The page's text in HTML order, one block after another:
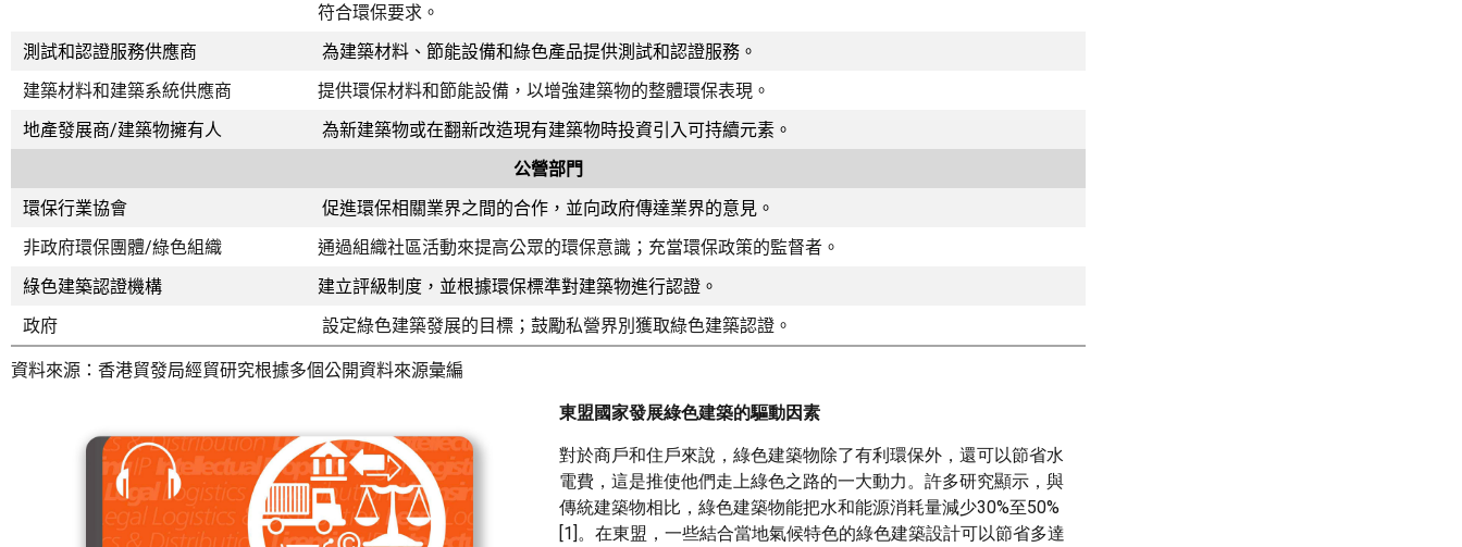
符合環保要求。
測試和認證服務供應商
為建築材料、節能設備和綠色產品提供測試和認證服務。
建築材料和建築系統供應商
提供環保材料和節能設備，以增強建築物的整體環保表現。
地產發展商/建築物擁有人
為新建築物或在翻新改造現有建築物時投資引入可持續元素。
公營部門
環保行業協會
促進環保相關業界之間的合作，並向政府傳達業界的意見。
非政府環保團體/綠色組織
通過組織社區活動來提高公眾的環保意識；充當環保政策的監督者。
綠色建築認證機構
建立評級制度，並根據環保標準對建築物進行認證。
政府
設定綠色建築發展的目標；鼓勵私營界別獲取綠色建築認證。
資料來源：香港貿發局經貿研究根據多個公開資料來源彙編
東盟國家發展綠色建築的驅動因素
對於商戶和住戶來說，綠色建築物除了有利環保外，還可以節省水
電費，這是推使他們走上綠色之路的一大動力。許多研究顯示，與
傳統建築物相比，綠色建築物能把水和能源消耗量減少30%至50%
[1]。在東盟，一些結合當地氣候特色的綠色建築設計可以節省多達